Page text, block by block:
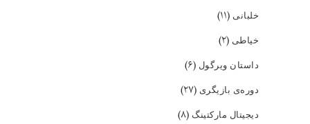
خلبانی (۱۱)
خیاطی (۲)
داستان ویرگول (۶)
دوره‌ی بازیگری (۲۷)
دیجیتال مارکتینگ (۸)